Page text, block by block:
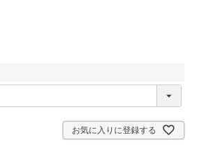
お気に入りに登録する